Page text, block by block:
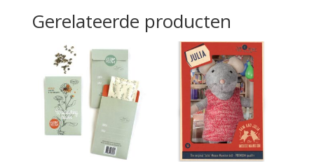
Gerelateerde producten